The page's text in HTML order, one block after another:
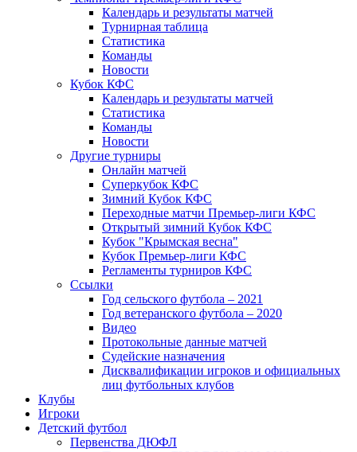
Календарь и результаты матчей
Турнирная таблица
Статистика
Команды
Новости
Кубок КФС
Календарь и результаты матчей
Статистика
Команды
Новости
Другие турниры
Онлайн матчей
Суперкубок КФС
Зимний Кубок КФС
Переходные матчи Премьер-лиги КФС
Открытый зимний Кубок КФС
Кубок "Крымская весна"
Кубок Премьер-лиги КФС
Регламенты турниров КФС
Ссылки
Год сельского футбола – 2021
Год ветеранского футбола – 2020
Видео
Протокольные данные матчей
Судейские назначения
Дисквалификации игроков и официальных
лиц футбольных клубов
Клубы
Игроки
Детский футбол
Первенства ДЮФЛ